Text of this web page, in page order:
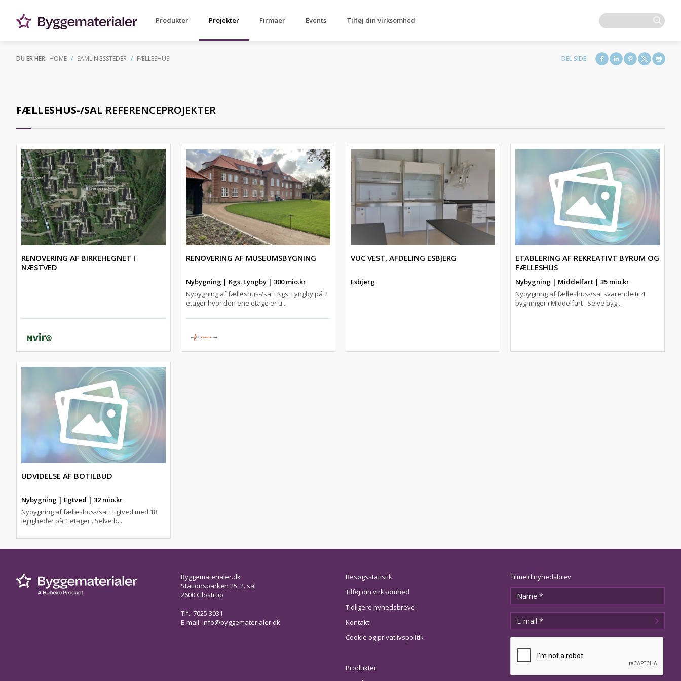
Produkter Projekter Firmaer Events Tilføj din virksomhed
DU ER HER: HOME SAMLINGSSTEDER FÆLLESHUS
FÆLLESHUS-/SAL REFERENCEPROJEKTER
RENOVERING AF BIRKEHEGNET I
NÆSTVED
RENOVERING AF MUSEUMSBYGNING
Nybygning | Kgs. Lyngby | 300 mio.kr
Nybygning af fælleshus-/sal i Kgs. Lyngby på 2
etager hvor den ene etage er u...
VUC VEST, AFDELING ESBJERG
Esbjerg
ETABLERING AF REKREATIVT BYRUM OG
FÆLLESHUS
Nybygning | Middelfart | 35 mio.kr
Nybygning af fælleshus-/sal svarende til 4
bygninger i Middelfart . Selve byg...
UDVIDELSE AF BOTILBUD
Nybygning | Egtved | 32 mio.kr
Nybygning af fælleshus-/sal i Egtved med 18
lejligheder på 1 etager . Selve b...
Byggematerialer.dk
Stationsparken 25, 2. sal
2600 Glostrup
Tlf.: 7025 3031
E-mail: info@byggematerialer.dk
Besøgsstatistik
Tilføj din virksomhed
Tidligere nyhedsbreve
Kontakt
Cookie og privatlivspolitik
Produkter
Tilmeld nyhedsbrev